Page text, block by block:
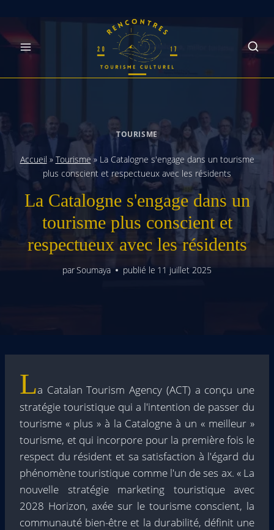
to
content
TOURISME
Accueil »Tourisme » La Catalogne s'engage dans un tourisme
plus conscient et respectueux avec les résidents
La Catalogne s'engage dans un
tourisme plus conscient et
respectueux avec les résidents
parSoumaya publié le 11 juillet 2025
La Catalan Tourism Agency (ACT) a conçu une
stratégie touristique qui a l'intention de passer du
tourisme « plus » à la Catalogne à un « meilleur »
tourisme, et qui incorpore pour la première fois le
respect du résident et sa satisfaction à l'égard du
phénomène touristique comme l'un de ses ax. « La
nouvelle stratégie marketing touristique avec
2028 Horizon, axée sur le tourisme conscient, la
communauté bien-être et la durabilité, définit une